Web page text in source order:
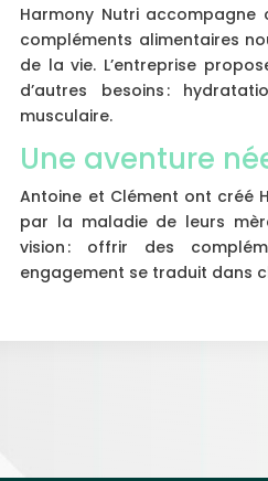
Harmony Nutri accompagne
compléments alimentaires
de la vie. L’entreprise
d’autres besoins :
musculaire.
Une aventure
Antoine et Clément ont créé
par la maladie de leurs
vision : offrir des
engagement se traduit dans